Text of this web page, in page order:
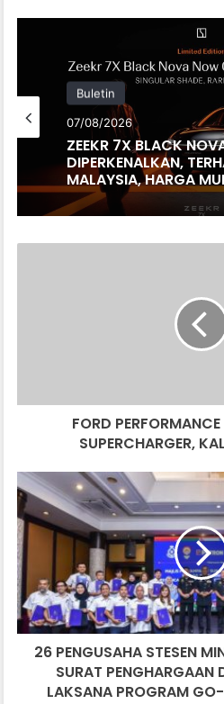
Buletin
07/08/2026
ZEEKR 7X BLACK
DIPERKENALKAN,
MALAYSIA, HARGA
FORD
SUPERCHARGER,
26
PENGUSAHA
STESEN
MINYAK
PETRON
TERIMA
SURAT
PENGHARGAAN
DARIPADA
PDRM
LAKSANA
26 PENGUSAHA STESEN
SURAT PENGHARGAAN
LAKSANA PROGRAM